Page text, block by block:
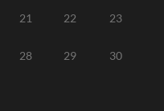
21 22 23
28 29 30